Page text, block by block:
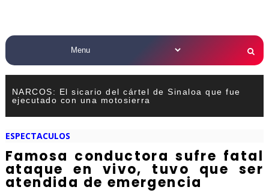
NARCOS: El sicario del cártel de Sinaloa que fue
ejecutado con una motosierra
ESPECTACULOS
Famosa conductora sufre fatal
ataque en vivo, tuvo que ser
atendida de emergencia